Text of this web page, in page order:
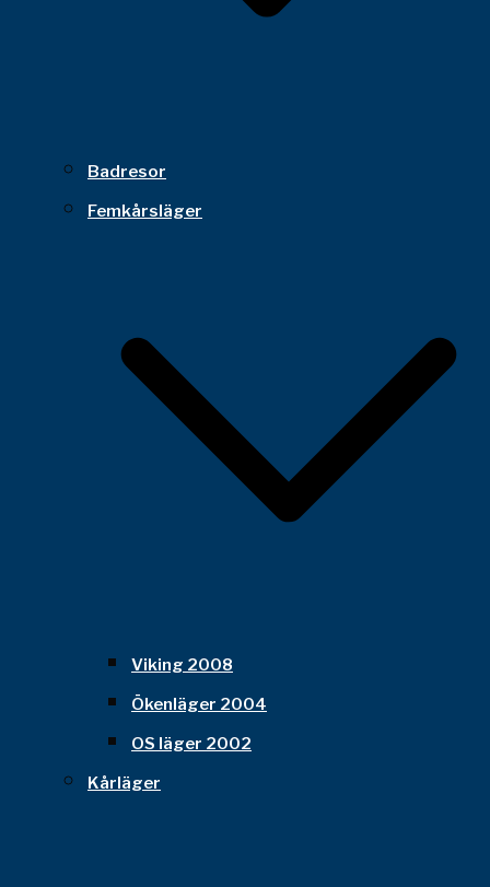
Badresor
Femkårsläger
Viking 2008
Ökenläger 2004
OS läger 2002
Kårläger